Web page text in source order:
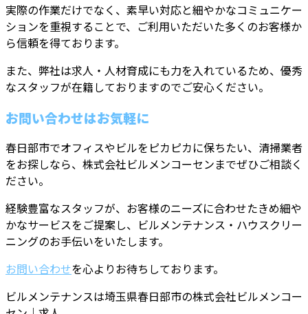
実際の作業だけでなく、素早い対応と細やかなコミュニケー
ションを重視することで、ご利用いただいた多くのお客様か
ら信頼を得ております。
また、弊社は求人・人材育成にも力を入れているため、優秀
なスタッフが在籍しておりますのでご安心ください。
お問い合わせはお気軽に
春日部市でオフィスやビルをピカピカに保ちたい、清掃業者
をお探しなら、株式会社ビルメンコーセンまでぜひご相談く
ださい。
経験豊富なスタッフが、お客様のニーズに合わせたきめ細や
かなサービスをご提案し、ビルメンテナンス・ハウスクリー
ニングのお手伝いをいたします。
お問い合わせを心よりお待ちしております。
ビルメンテナンスは埼玉県春日部市の株式会社ビルメンコー